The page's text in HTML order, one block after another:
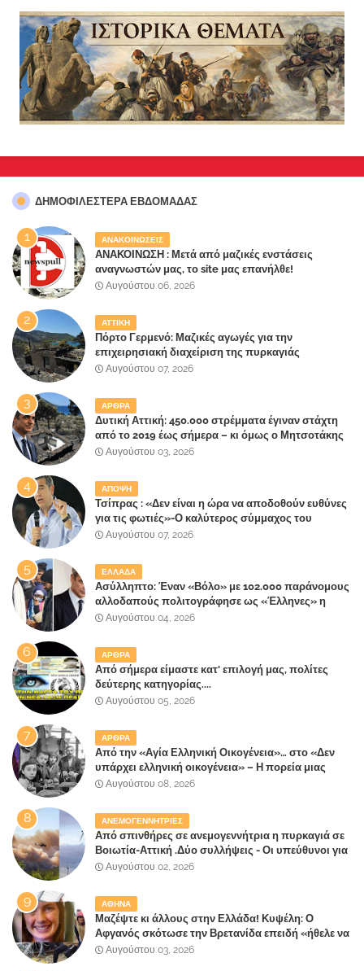
ΔΗΜΟΦΙΛΈΣΤΕΡΑ ΕΒΔΟΜΆΔΑΣ
ΑΝΑΚΟΙΝΩΣΕΙΣ
ΑΝΑΚΟΙΝΩΣΗ : Μετά από μαζικές ενστάσεις
αναγνωστών μας, το site μας επανήλθε!
Αυγούστου 06, 2026
ΑΤΤΙΚΗ
Πόρτο Γερμενό: Μαζικές αγωγές για την
επιχειρησιακή διαχείριση της πυρκαγιάς
ετοιμάζουν οι κάτοικοι!
Αυγούστου 07, 2026
ΑΡΘΡΑ
Δυτική Αττική: 450.000 στρέμματα έγιναν στάχτη
από το 2019 έως σήμερα – κι όμως ο Μητσοτάκης
έλαβε 40% και 45% στις εκλογές του 2023,ενώ 50%
Αυγούστου 03, 2026
ΑΠΟΨΗ
Τσίπρας : «Δεν είναι η ώρα να αποδοθούν ευθύνες
για τις φωτιές»-Ο καλύτερος σύμμαχος του
Μητσοτάκη
Αυγούστου 07, 2026
ΕΛΛΑΔΑ
Ασύλληπτο: Έναν «Βόλο» με 102.000 παράνομους
αλλοδαπούς πολιτογράφησε ως «Έλληνες» η
κυβέρνηση!
Αυγούστου 04, 2026
ΑΡΘΡΑ
Από σήμερα είμαστε κατ' επιλογή μας, πολίτες
δεύτερης κατηγορίας....
Αυγούστου 05, 2026
ΑΡΘΡΑ
Από την «Αγία Ελληνική Οικογένεια»… στο «Δεν
υπάρχει ελληνική οικογένεια» – Η πορεία μιας
κοινωνίας που κινδυνεύει να ξεχάσει ποια είναι
Αυγούστου 08, 2026
ΑΝΕΜΟΓΕΝΝΗΤΡΙΕΣ
Από σπινθήρες σε ανεμογεννήτρια η πυρκαγιά σε
Βοιωτία-Αττική .Δύο συλλήψεις - Οι υπεύθυνοι για
την λάθος διαχείριση της κατάσβεσης θα
Αυγούστου 02, 2026
ΑΘΗΝΑ
Μαζέψτε κι άλλους στην Ελλάδα! Κυψέλη: Ο
Αφγανός σκότωσε την Βρετανίδα επειδή «ήθελε να
κάνει τη σύντροφό του χριστιανή»
Αυγούστου 03, 2026